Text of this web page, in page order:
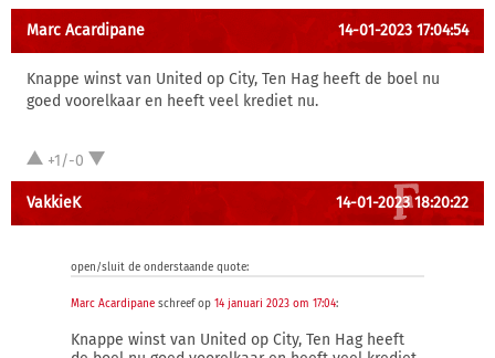
Marc Acardipane 14-01-2023 17:04:54
Knappe winst van United op City, Ten Hag heeft de boel nu
goed voorelkaar en heeft veel krediet nu.
+1/-0
VakkieK 14-01-2023 18:20:22
open/sluit de onderstaande quote:
Marc Acardipane schreef op 14 januari 2023 om 17:04:
Knappe winst van United op City, Ten Hag heeft